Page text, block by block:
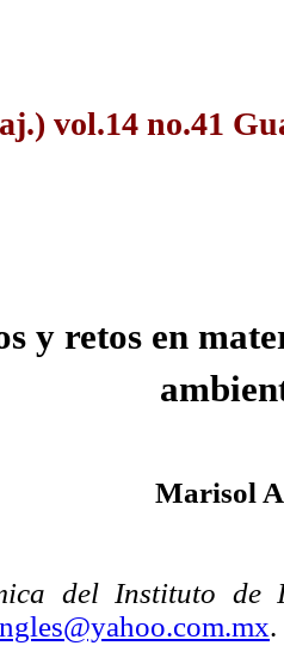
vol.14 no.41
y retos en
Marisol
del Instituto de
.